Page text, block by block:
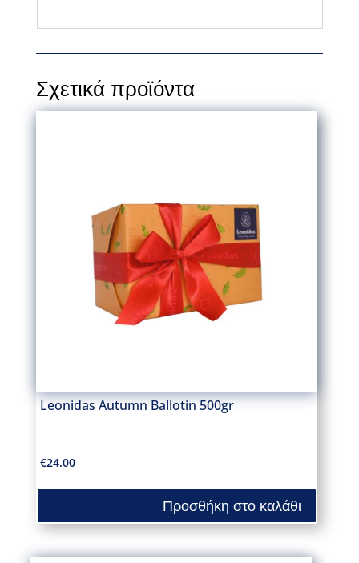
Σχετικά προϊόντα
Leonidas Autumn Ballotin 500gr
€24.00
Προσθήκη στο καλάθι